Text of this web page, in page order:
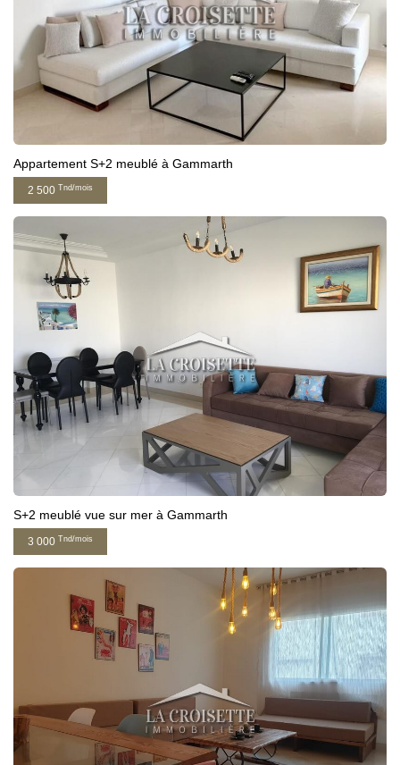
Appartement S+2 meublé à Gammarth
2 500 Tnd/mois
S+2 meublé vue sur mer à Gammarth
3 000 Tnd/mois